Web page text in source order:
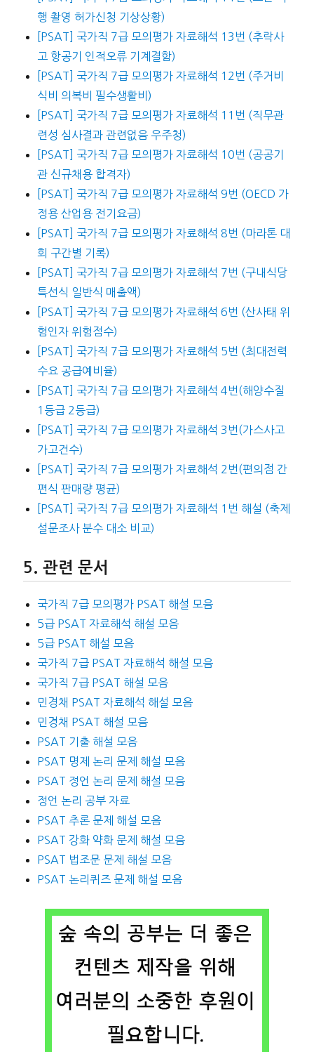
행 촬영 허가신청 기상상황)
[PSAT] 국가직 7급 모의평가 자료해석 13번 (추락사
고 항공기 인적오류 기계결함)
[PSAT] 국가직 7급 모의평가 자료해석 12번 (주거비
식비 의복비 필수생활비)
[PSAT] 국가직 7급 모의평가 자료해석 11번 (직무관
련성 심사결과 관련없음 우주청)
[PSAT] 국가직 7급 모의평가 자료해석 10번 (공공기
관 신규채용 합격자)
[PSAT] 국가직 7급 모의평가 자료해석 9번 (OECD 가
정용 산업용 전기요금)
[PSAT] 국가직 7급 모의평가 자료해석 8번 (마라톤 대
회 구간별 기록)
[PSAT] 국가직 7급 모의평가 자료해석 7번 (구내식당
특선식 일반식 매출액)
[PSAT] 국가직 7급 모의평가 자료해석 6번 (산사태 위
험인자 위험점수)
[PSAT] 국가직 7급 모의평가 자료해석 5번 (최대전력
수요 공급예비율)
[PSAT] 국가직 7급 모의평가 자료해석 4번(해양수질
1등급 2등급)
[PSAT] 국가직 7급 모의평가 자료해석 3번(가스사고
가고건수)
[PSAT] 국가직 7급 모의평가 자료해석 2번(편의점 간
편식 판매량 평균)
[PSAT] 국가직 7급 모의평가 자료해석 1번 해설 (축제
설문조사 분수 대소 비교)
관련 문서
국가직 7급 모의평가 PSAT 해설 모음
5급 PSAT 자료해석 해설 모음
5급 PSAT 해설 모음
국가직 7급 PSAT 자료해석 해설 모음
국가직 7급 PSAT 해설 모음
민경채 PSAT 자료해석 해설 모음
민경채 PSAT 해설 모음
PSAT 기출 해설 모음
PSAT 명제 논리 문제 해설 모음
PSAT 정언 논리 문제 해설 모음
정언 논리 공부 자료
PSAT 추론 문제 해설 모음
PSAT 강화 약화 문제 해설 모음
PSAT 법조문 문제 해설 모음
PSAT 논리퀴즈 문제 해설 모음